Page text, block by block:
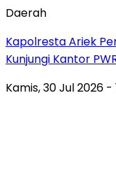
Daerah
Kapolresta Ariek
Kunjungi Kantor
Kamis, 30 Jul 2026 -